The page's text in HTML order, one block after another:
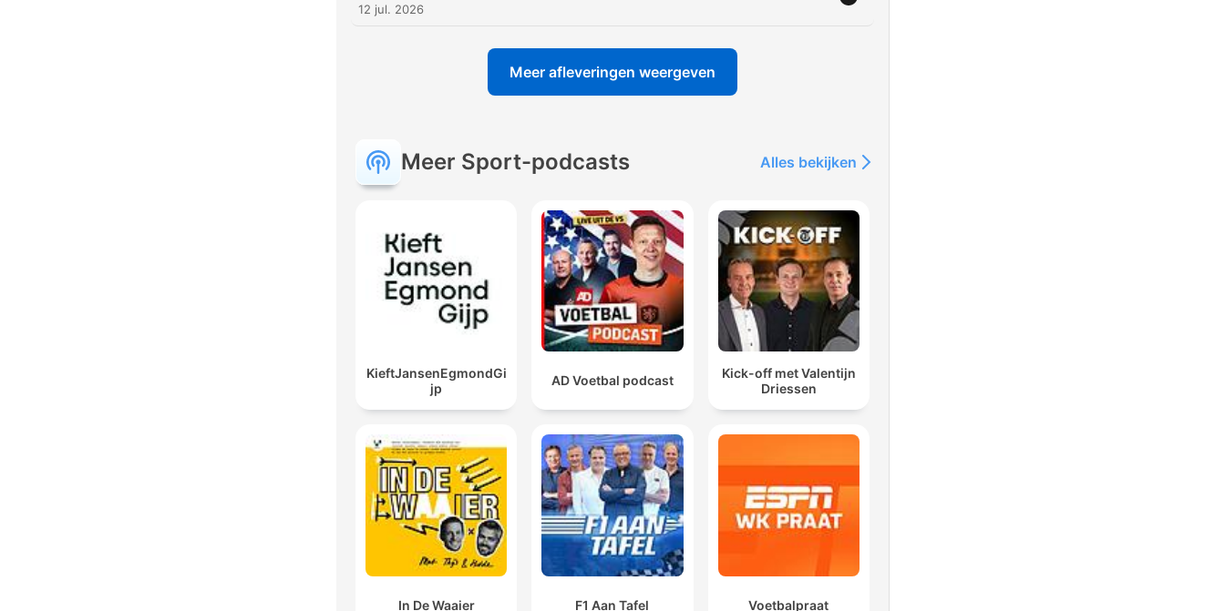
12 jul. 2026
Meer afleveringen weergeven
Meer Sport-podcasts Alles bekijken
KieftJansenEgmondGi
jp
AD Voetbal podcast
Kick-off met Valentijn
Driessen
In De Waaier F1 Aan Tafel Voetbalpraat